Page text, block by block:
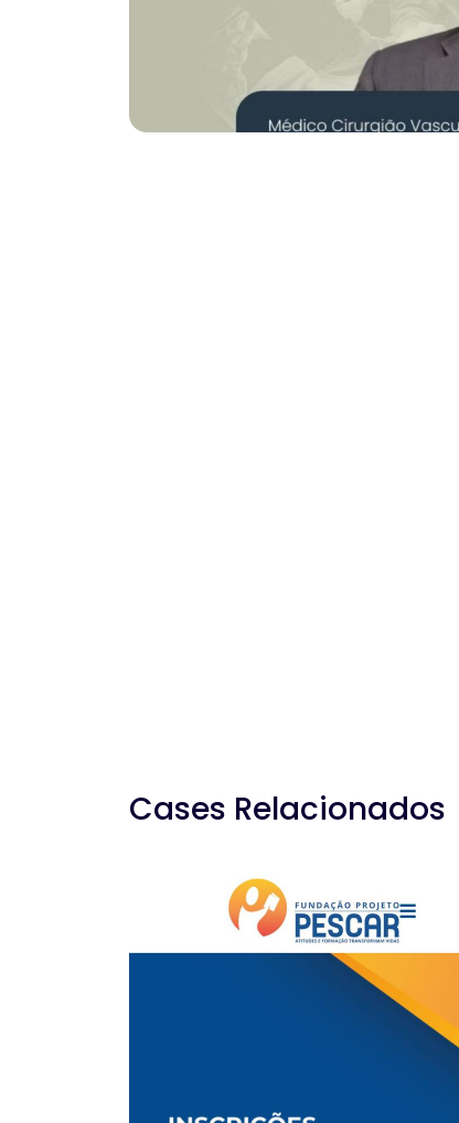
Cases Relacionados